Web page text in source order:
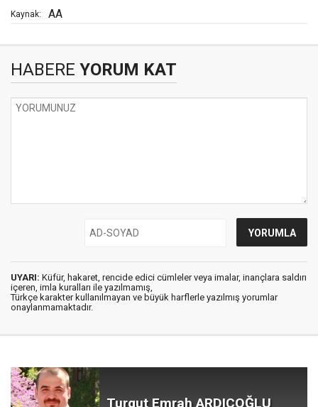
Kaynak: AA
HABERE YORUM KAT
UYARI: Küfür, hakaret, rencide edici cümleler veya imalar, inançlara saldırı
içeren, imla kuralları ile yazılmamış,
Türkçe karakter kullanılmayan ve büyük harflerle yazılmış yorumlar
onaylanmamaktadır.
Turgut Emrah ARDIÇOĞLU